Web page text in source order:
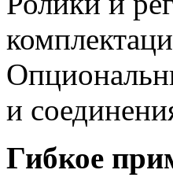
и
Гибкое